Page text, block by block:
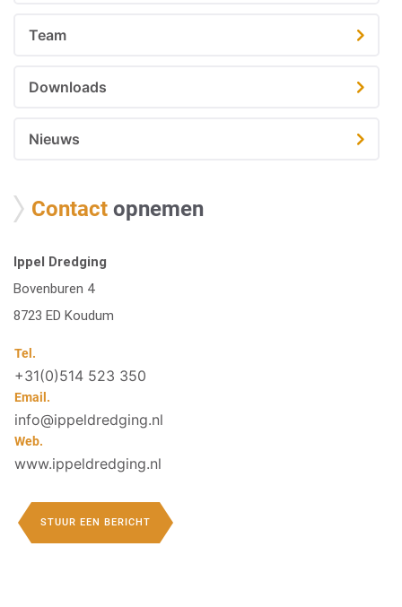
Team
Downloads
Nieuws
Contact opnemen
Ippel Dredging
Bovenburen 4
8723 ED Koudum
Tel.
+31(0)514 523 350
Email.
info@ippeldredging.nl
Web.
www.ippeldredging.nl
STUUR EEN BERICHT